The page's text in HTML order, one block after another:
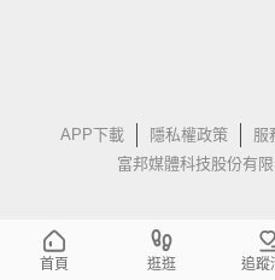
APP下載 隱私權政策 服
富邦媒體科技股份有
首頁 逛逛 追蹤